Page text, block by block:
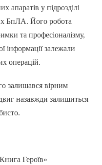
апаратів у підрозділі
БпЛА. Його робота
та професіоналізму,
інформації залежали
операцій.
залишався вірним
назавжди залишиться
Героїв»